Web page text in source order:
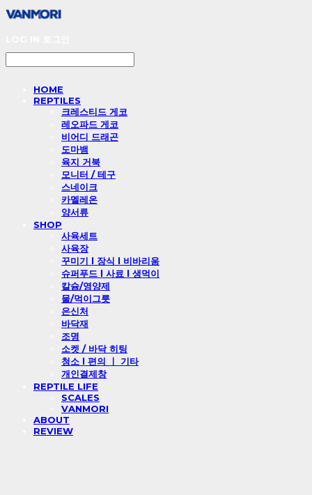
HOME
REPTILES
크레스티드 게코
레오파드 게코
비어디 드래곤
도마뱀
육지 거북
모니터 / 테구
스네이크
카멜레온
양서류
SHOP
사육세트
사육장
꾸미기 l 장식 l 비바리움
슈퍼푸드 l 사료 l 생먹이
칼슘/영양제
물/먹이그릇
은신처
바닥재
조명
소켓 / 바닥 히팅
청소 l 편의 ㅣ 기타
개인결제창
REPTILE LIFE
SCALES
VANMORI
ABOUT
REVIEW